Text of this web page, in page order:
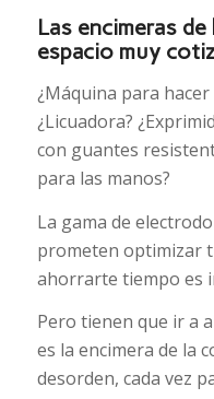
Las encimeras
espacio muy
¿Máquina para
¿Licuadora?
con guantes
para las manos?
La gama de
prometen optimizar
ahorrarte tiempo es
Pero tienen que ir a
es la encimera de la
desorden, cada vez